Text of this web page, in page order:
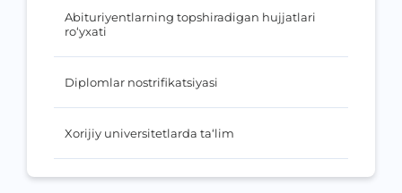
Abituriyentlarning topshiradigan hujjatlari
ro‘yxati
Diplomlar nostrifikatsiyasi
Xorijiy universitetlarda ta‘lim